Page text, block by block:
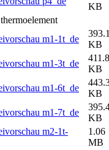
KB
thermoelement
m1-1t_de
KB
m1-3t_de
KB
m1-6t_de
KB
m1-7t_de
KB
m2-1t-
1.06
MB